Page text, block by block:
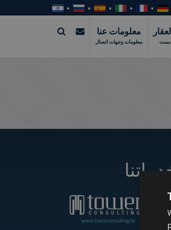
معلومات عنا
معلومات وجهات اتصال
www.towerconsulting.hu